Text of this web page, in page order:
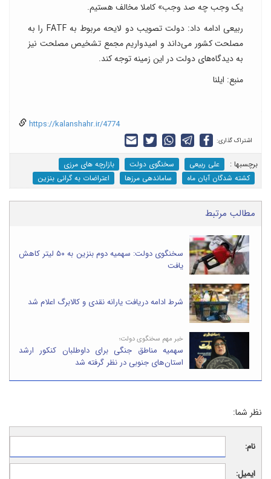
یک وجب چه صد وجب» کاملا مخالف هستیم.
ربیعی ادامه داد: دولت تصویب دو لایحه مربوط به FATF را به
مصلحت کشور می‌داند و امیدواریم مجمع تشخیص مصلحت نیز
به دیدگاه‌های دولت در این زمینه توجه کند.
منبع: ایلنا
https://kalanshahr.ir/4774
اشتراک گذاری:
برچسب‎ها : علی ربیعی سخنگوی دولت
بازارچه های مرزی
کشته شدگان آبان ماه
ساماندهی مرزها اعتراضات به گرانی بنزین
مطالب مرتبط
سخنگوی دولت: سهمیه دوم بنزین به ۵۰ لیتر کاهش
یافت
شرط ادامه دریافت یارانه نقدی و کالابرگ اعلام شد
خبر مهم سخنگوی دولت؛
سهمیه مناطق جنگی برای داوطلبان کنکور ارشد
استان‌های جنوبی در نظر گرفته شد
نظر شما:
نام:
ایمیل: